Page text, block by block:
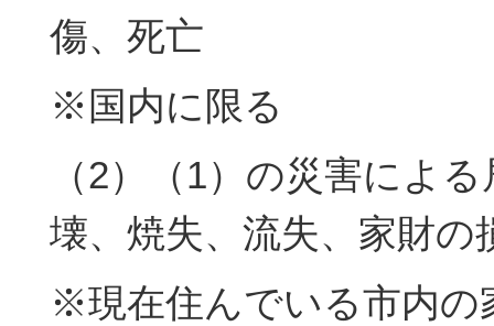
傷、死亡
※国内に限る
（2）（1）の災害によ
壊、焼失、流失、家財の
※現在住んでいる市内の